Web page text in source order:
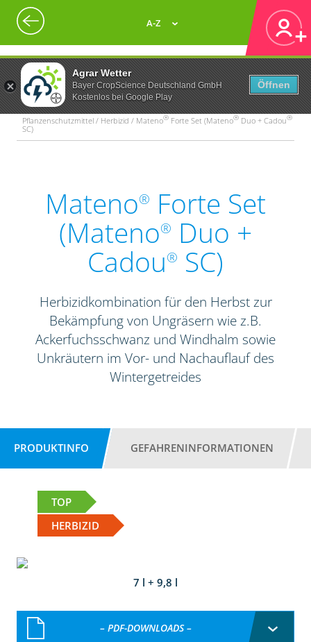
Agrar Wetter
Bayer CropScience Deutschland GmbH
Kostenlos bei Google Play
Öffnen
A-Z
Pflanzenschutzmittel / Herbizid / Mateno® Forte Set (Mateno® Duo + Cadou®
SC)
Mateno® Forte Set
(Mateno® Duo +
Cadou® SC)
Herbizidkombination für den Herbst zur
Bekämpfung von Ungräsern wie z.B.
Ackerfuchsschwanz und Windhalm sowie
Unkräutern im Vor- und Nachauflauf des
Wintergetreides
PRODUKTINFO GEFAHRENINFORMATIONEN
TOP
HERBIZID
7 l + 9,8 l
– PDF-DOWNLOADS –